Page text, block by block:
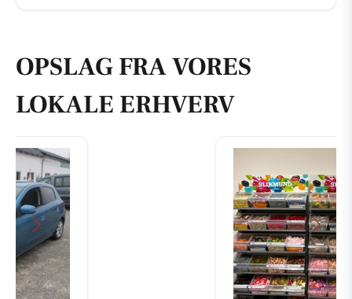
OPSLAG FRA VORES
LOKALE ERHVERV